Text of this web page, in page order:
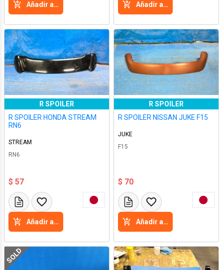
Añadir a la cesta Añadir a la cesta
R SPOILER
R SPOILER HONDA STREAM
RN6
STREAM
RN6
$ 57
Añadir a la cesta
R SPOILER
R SPOILER NISSAN JUKE F15
JUKE
F15
$ 70
Añadir a la cesta
SOLD